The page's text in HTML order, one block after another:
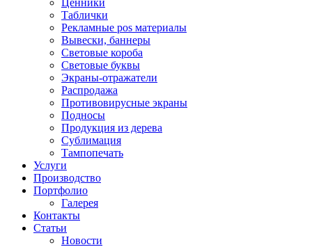
Ценники
Таблички
Рекламные pos материалы
Вывески, баннеры
Световые короба
Световые буквы
Экраны-отражатели
Распродажа
Противовирусные экраны
Подносы
Продукция из дерева
Сублимация
Тампопечать
Услуги
Производство
Портфолио
Галерея
Контакты
Статьи
Новости